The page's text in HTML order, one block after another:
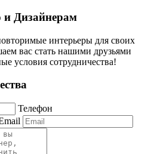
Дизайнерам
интерьеры для своих
вас стать нашими друзьями
условия сотрудничества!
Телефон